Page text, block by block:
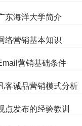
东海洋大学简介
络营销基本知识
营销基础条件
客诚品营销模式分析
点发布的经验教训